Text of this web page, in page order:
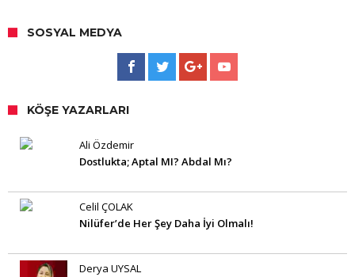
SOSYAL MEDYA
KÖŞE YAZARLARI
Ali Özdemir
Dostlukta; Aptal MI? Abdal Mı?
Celil ÇOLAK
Nilüfer’de Her Şey Daha İyi Olmalı!
Derya UYSAL